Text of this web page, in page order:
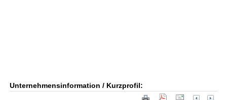
Unternehmensinformation / Kurzprofil: